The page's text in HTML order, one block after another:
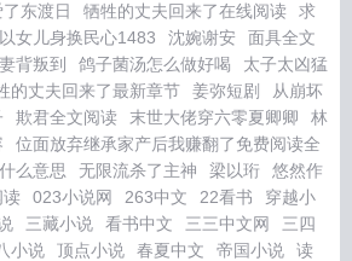
东渡日
牺牲的丈夫回来了在线阅读
求
女儿身换民心1483 沈婉谢安
面具全文
背叛到 鸽子菌汤怎么做好喝
太子太凶猛
的丈夫回来了最新章节 姜弥短剧
从崩坏
欺君全文阅读 末世大佬穿六零夏卿卿
林
位面放弃继承家产后我赚翻了免费阅读全
么意思 无限流杀了主神 梁以珩
悠然作
读 023小说网 263中文 22看书
穿越小
三藏小说 看书中文 三三中文网
三四
小说 顶点小说 春夏中文 帝国小说
读